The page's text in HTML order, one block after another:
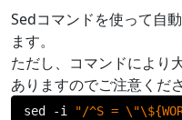
Sedコマンドを使って自
ます。
ただし、コマンドにより
ありますのでご注意くださ
sed -i "/^S =